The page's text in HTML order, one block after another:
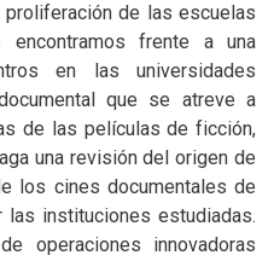
proliferación de las escuelas
frente a una
en las universidades
que se atreve a
de las películas de ficción,
una revisión del origen de
los cines documentales de
las instituciones estudiadas.
operaciones innovadoras